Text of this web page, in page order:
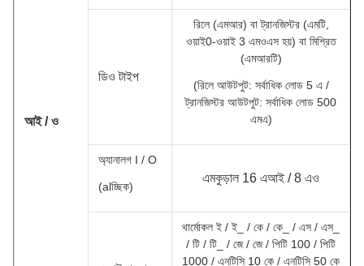
আই / ও
ডিও টাইপ
রিলে (এমআর) বা ট্রানজিস্টর (এমটি,
ওয়াই0-ওয়াই 3 এমওএস হয়) বা মিশ্রিত
(এমআরটি)
(রিলে আউটপুট: সর্বাধিক লোড 5 এ /
ট্রানজিস্টর আউটপুট: সর্বাধিক লোড 500
এমএ)
অ্যানালগ I / O
(alচ্ছিক)
এমকুড়াল 16 এআই / 8 এও
থার্মোকল ই / ই_ / কে / কে_ / এস / এস_
/ টি / টি_ / জে / জে / পিটি 100 / পিটি
1000 / এনটিসি 10 কে / এনটিসি 50 কে